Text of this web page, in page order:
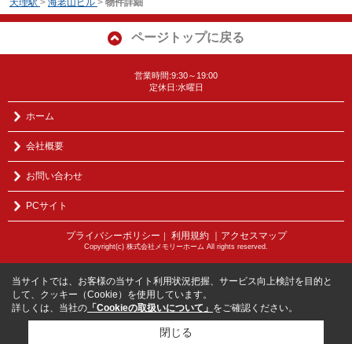
天理駅 > 海老山ビル > 物件詳細
ページトップに戻る
営業時間:9:30～19:00
定休日:水曜日
ホーム
会社概要
お問い合わせ
PCサイト
プライバシーポリシー ｜ 利用規約 ｜アクセスマップ
Copyright(c) 株式会社メモリーホーム All rights reserved.
当サイトでは、お客様の当サイト利用状況把握、サービス向上検討を目的と
して、クッキー（Cookie）を使用しています。
詳しくは、当社の 「Cookieの取扱いについて」 をご確認ください。
閉じる